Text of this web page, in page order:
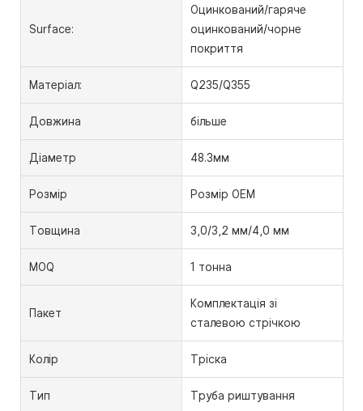
Surface:
Оцинкований/гаряче
оцинкований/чорне
покриття
Матеріал: Q235/Q355
Довжина більше
Діаметр 48.3мм
Розмір Розмір OEM
Товщина 3,0/3,2 мм/4,0 мм
MOQ 1 тонна
Пакет
Комплектація зі
сталевою стрічкою
Колір Тріска
Тип Труба риштування